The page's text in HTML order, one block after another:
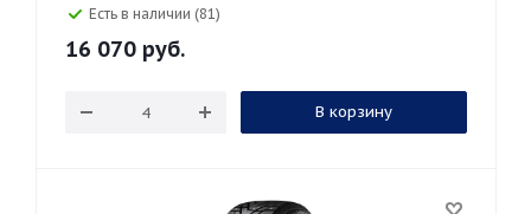
Есть в наличии (81)
16 070 руб.
В корзину